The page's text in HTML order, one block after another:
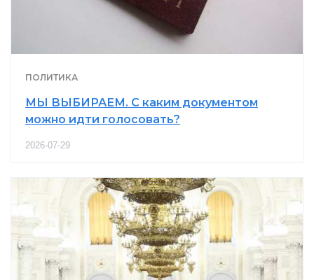
ПОЛИТИКА
МЫ ВЫБИРАЕМ. С каким документом
можно идти голосовать?
2026-07-29